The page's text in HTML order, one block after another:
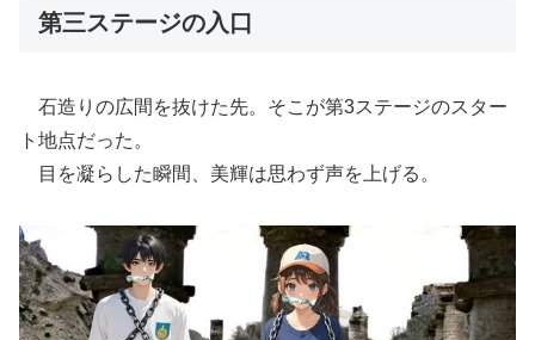
第三ステージの入口
石造りの広間を抜けた先。そこが第3ステージのスター
ト地点だった。
目を凝らした瞬間、美輝は思わず声を上げる。